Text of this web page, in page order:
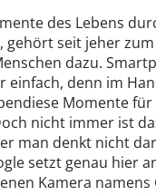
des Lebens
gehört seit jeher zum
dazu.
einfach, denn im
Momente
nicht immer ist
man denkt nicht
setzt genau hier
Kamera namens